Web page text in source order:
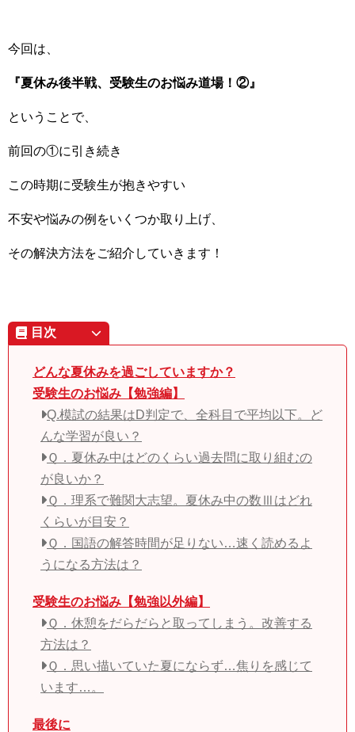
今回は、
『夏休み後半戦、受験生のお悩み道場！②』
ということで、
前回の①に引き続き
この時期に受験生が抱きやすい
不安や悩みの例をいくつか取り上げ、
その解決方法をご紹介していきます！
目次
どんな夏休みを過ごしていますか？
受験生のお悩み【勉強編】
Q.模試の結果はD判定で、全科目で平均以下。ど
んな学習が良い？
Ｑ．夏休み中はどのくらい過去問に取り組むの
が良いか？
Ｑ．理系で難関大志望。夏休み中の数Ⅲはどれ
くらいが目安？
Ｑ．国語の解答時間が足りない…速く読めるよ
うになる方法は？
受験生のお悩み【勉強以外編】
Ｑ．休憩をだらだらと取ってしまう。改善する
方法は？
Ｑ．思い描いていた夏にならず…焦りを感じて
います…。
最後に